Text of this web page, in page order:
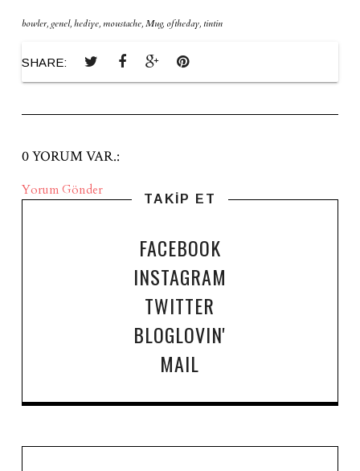
bowler,genel,hediye, moustache,Mug, oftheday,tintin
SHARE:
0 YORUM VAR.:
Yorum Gönder
TAKİP ET
FACEBOOK
INSTAGRAM
TWITTER
BLOGLOVIN'
MAIL